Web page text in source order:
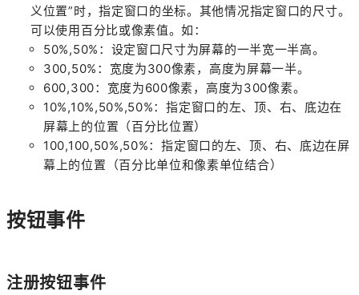
义位置”时，指定窗口的坐标。其他情况指定窗口的尺寸。
可以使用百分比或像素值。如：
50%,50%：设定窗口尺寸为屏幕的一半宽一半高。
300,50%：宽度为300像素，高度为屏幕一半。
600,300：宽度为600像素，高度为300像素。
10%,10%,50%,50%：指定窗口的左、顶、右、底边在
屏幕上的位置（百分比位置）
100,100,50%,50%：指定窗口的左、顶、右、底边在屏
幕上的位置（百分比单位和像素单位结合）
按钮事件
注册按钮事件